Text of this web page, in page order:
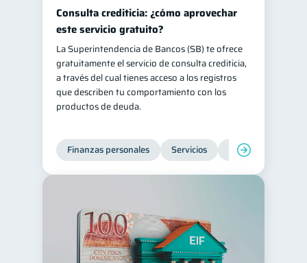
Finanzas para mujeres 20
Seguridad financiera
Salud financiera 12
Productos financieros 11
Organización Financiera 10
Entidad financiera 8
Préstamos Consejos
Historial crediticio
Ciberseguridad
Servicios 4
Consulta crediticia: ¿cómo aprovechar
este servicio gratuito?
La Superintendencia de Bancos (SB) te ofrece
gratuitamente el servicio de consulta crediticia,
a través del cual tienes acceso a los registros
que describen tu comportamiento con los
productos de deuda.
Finanzas personales Servicios Inclusión financiera